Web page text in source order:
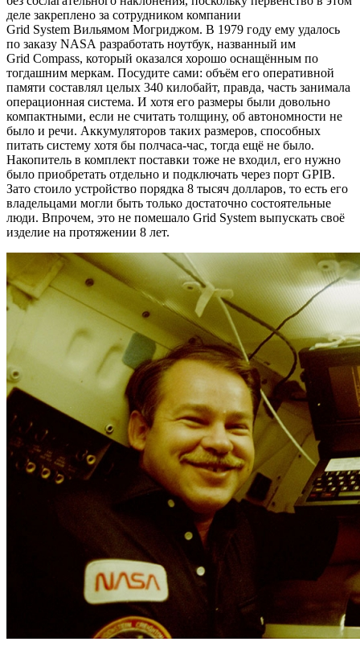
деле закреплено за сотрудником компании
Grid System Вильямом Могриджом. В 1979 году ему удалось
по заказу NASA разработать ноутбук, названный им
Grid Compass, который оказался хорошо оснащённым по
тогдашним меркам. Посудите сами: объём его оперативной
памяти составлял целых 340 килобайт, правда, часть занимала
операционная система. И хотя его размеры были довольно
компактными, если не считать толщину, об автономности не
было и речи. Аккумуляторов таких размеров, способных
питать систему хотя бы полчаса-час, тогда ещё не было.
Накопитель в комплект поставки тоже не входил, его нужно
было приобретать отдельно и подключать через порт GPIB.
Зато стоило устройство порядка 8 тысяч долларов, то есть его
владельцами могли быть только достаточно состоятельные
люди. Впрочем, это не помешало Grid System выпускать своё
изделие на протяжении 8 лет.